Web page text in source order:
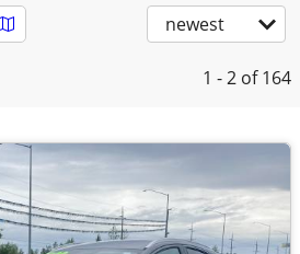
newest
1 - 2 of 164